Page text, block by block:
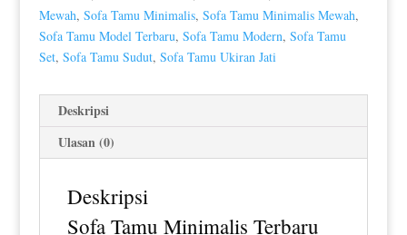
Mewah, Sofa Tamu Minimalis, Sofa Tamu Minimalis Mewah,
Sofa Tamu Model Terbaru, Sofa Tamu Modern, Sofa Tamu
Set, Sofa Tamu Sudut, Sofa Tamu Ukiran Jati
Deskripsi
Ulasan (0)
Deskripsi
Sofa Tamu Minimalis Terbaru